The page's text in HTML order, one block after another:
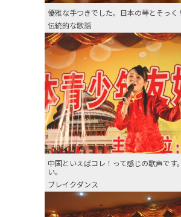
優雅な手つきでした。日本の琴とそっく
伝統的な歌謡
中国といえばコレ！って感じの歌声です
い。
ブレイクダンス